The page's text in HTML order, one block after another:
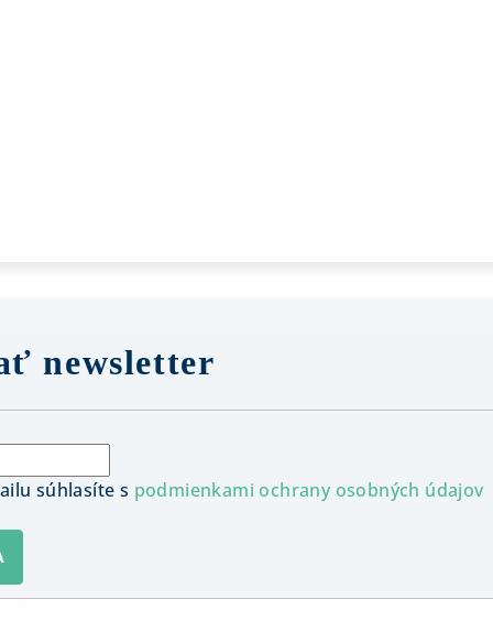
newsletter
súhlasíte s podmienkami ochrany osobných údajov